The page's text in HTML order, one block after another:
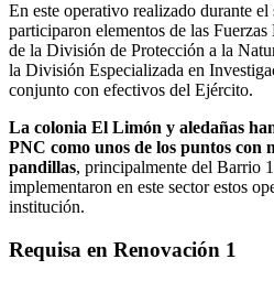
En este operativo realizado durante el
participaron elementos de las
de la División de Protección a la
la División Especializada en
conjunto con efectivos del Ejército.
La colonia El Limón y aledañas
PNC como unos de los puntos con
pandillas, principalmente del Barrio
implementaron en este sector estos
institución.
Requisa en Renovación 1